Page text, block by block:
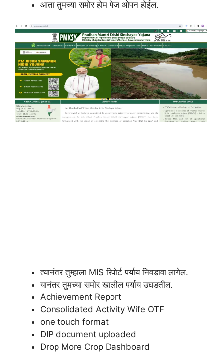
आता तुमच्या समोर होम पेज ओपन होईल.
त्यानंतर तुम्हाला MIS रिपोर्ट पर्याय निवडावा लागेल.
यानंतर तुमच्या समोर खालील पर्याय उघडतील.
Achievement Report
Consolidated Activity Wife OTF
one touch format
DIP document uploaded
Drop More Crop Dashboard